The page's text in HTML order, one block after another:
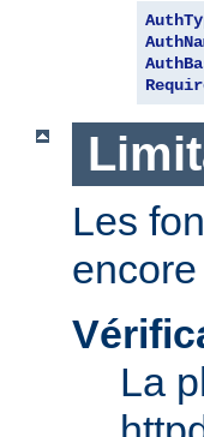
Les
La